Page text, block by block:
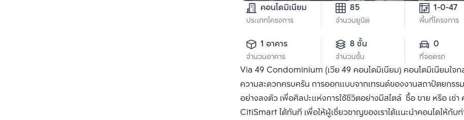
คอนโดมิเนียม
ประเภทโครงการ
85
จำนวนยูนิต พื้นที่โครงการ
1 อาคาร
จำนวนอาคาร
8 ชั้น
จำนวนชั้น
0
ที่จอดรถ
Via 49 Condominium (เวีย 49 คอนโดมิเนียม) คอนโดมิเนียมใ
ความสะดวกครบครัน การออกแบบจากเทรนด์ของงานสถาปัตยกร
อย่างลงตัว เพื่อศิลปะแห่งการใช้ชีวิตอย่างมีสไตล์ ซื้อ ขาย หรือ เ
CitiSmart ได้ทันที เพื่อให้ผู้เชี่ยวชาญของเราได้แนะนำคอนโดให้กับ